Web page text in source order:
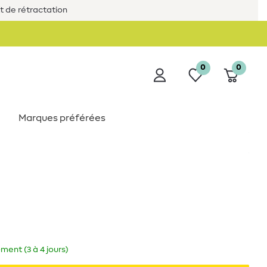
de rétractation
0 0
Marques préférées
(3 à 4 jours)